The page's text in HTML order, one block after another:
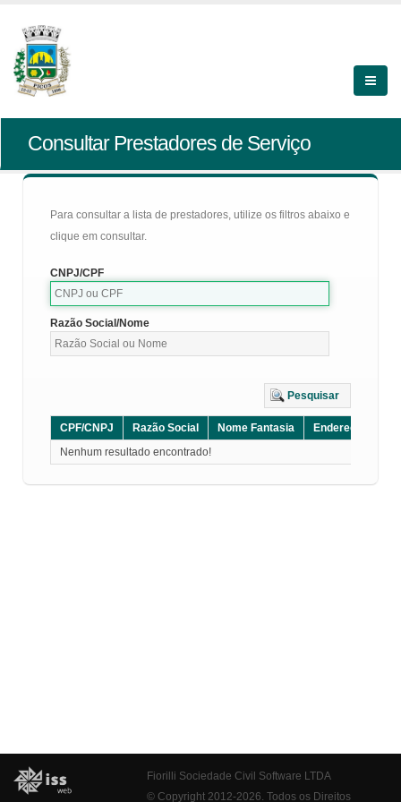
Consultar Prestadores de Serviço
Para consultar a lista de prestadores, utilize os filtros abaixo e
clique em consultar.
CNPJ/CPF
Razão Social/Nome
Pesquisar
CPF/CNPJ Razão Social Nome Fantasia Endereço
Nenhum resultado encontrado!
Fiorilli Sociedade Civil Software LTDA
© Copyright 2012-2026. Todos os Direitos